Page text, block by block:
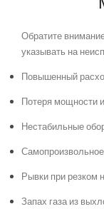
Обратите
указывать на
Повышенный
Потеря мощности
Нестабильные
Рывки при резком
Запах газа из